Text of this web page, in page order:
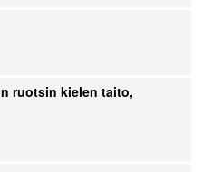
ruotsin kielen taito,